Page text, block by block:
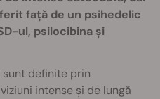
față de un psihedelic
ul, psilocibina și
definite prin
intense și de lungă